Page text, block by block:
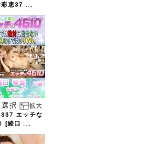
彩恵37 ...
択
エッチな
[綾口 ...